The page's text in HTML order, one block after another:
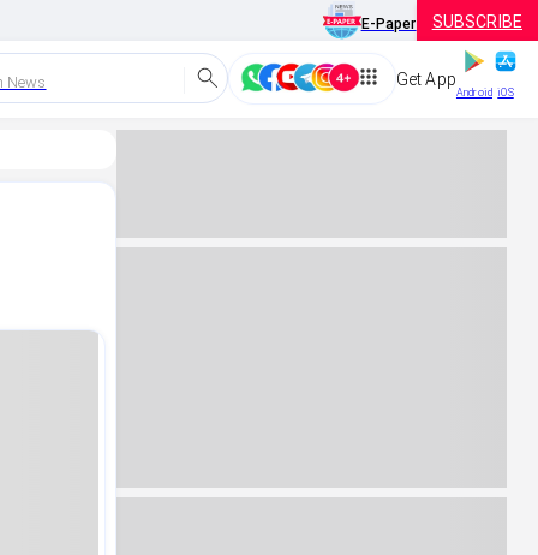
E-Paper SUBSCRIBE
News Get App
Android iOS